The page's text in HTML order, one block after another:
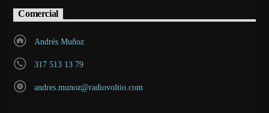
Comercial
Andrés Muñoz
317 513 13 79
andres.munoz@radiovoltio.com